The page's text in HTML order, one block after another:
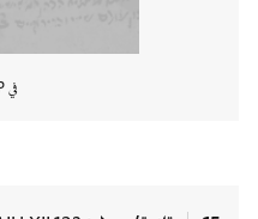
في PGP منذ